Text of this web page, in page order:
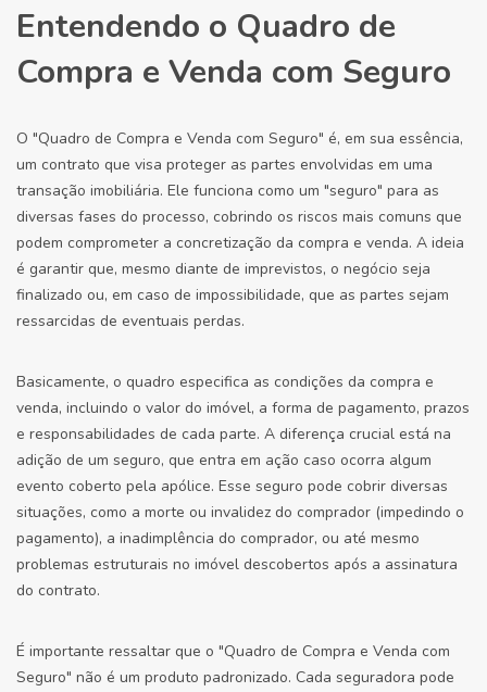
Entendendo o Quadro de
Compra e Venda com Seguro
O "Quadro de Compra e Venda com Seguro" é, em sua essência,
um contrato que visa proteger as partes envolvidas em uma
transação imobiliária. Ele funciona como um "seguro" para as
diversas fases do processo, cobrindo os riscos mais comuns que
podem comprometer a concretização da compra e venda. A ideia
é garantir que, mesmo diante de imprevistos, o negócio seja
finalizado ou, em caso de impossibilidade, que as partes sejam
ressarcidas de eventuais perdas.
Basicamente, o quadro especifica as condições da compra e
venda, incluindo o valor do imóvel, a forma de pagamento, prazos
e responsabilidades de cada parte. A diferença crucial está na
adição de um seguro, que entra em ação caso ocorra algum
evento coberto pela apólice. Esse seguro pode cobrir diversas
situações, como a morte ou invalidez do comprador (impedindo o
pagamento), a inadimplência do comprador, ou até mesmo
problemas estruturais no imóvel descobertos após a assinatura
do contrato.
É importante ressaltar que o "Quadro de Compra e Venda com
Seguro" não é um produto padronizado. Cada seguradora pode